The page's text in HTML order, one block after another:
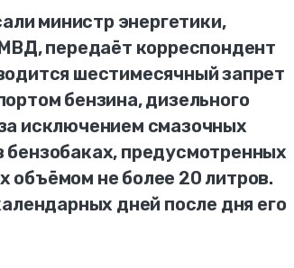
министр энергетики,
передаёт корреспондент
шестимесячный запрет
бензина, дизельного
исключением смазочных
предусмотренных
объёмом не более 20 литров.
дней после дня его